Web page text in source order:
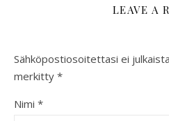
LEAVE A
Sähköpostiosoitettasi ei
merkitty *
Nimi *